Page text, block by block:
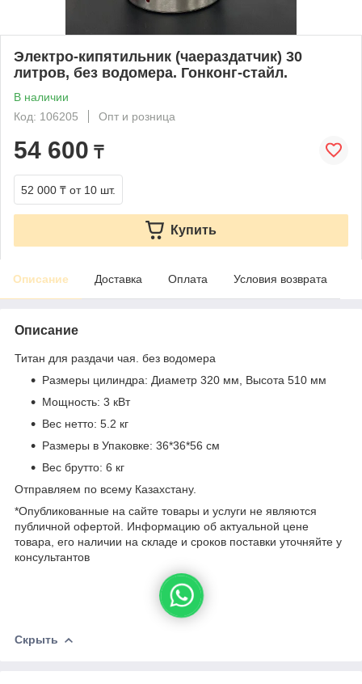
Электро-кипятильник (чаераздатчик) 30
литров, без водомера. Гонконг-стайл.
В наличии
Код: 106205
Опт и розница
54 600 ₸
52 000 ₸ от 10 шт.
Купить
Описание Доставка Оплата Условия возврата
Описание
Титан для раздачи чая. без водомера
Размеры цилиндра: Диаметр 320 мм, Высота 510 мм
Мощность: 3 кВт
Вес нетто: 5.2 кг
Размеры в Упаковке: 36*36*56 см
Вес брутто: 6 кг
Отправляем по всему Казахстану.
*Опубликованные на сайте товары и услуги не являются
публичной офертой. Информацию об актуальной цене
товара, его наличии на складе и сроков поставки уточняйте у
консультантов
Скрыть